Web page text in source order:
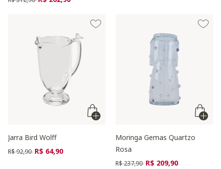
Jarra Bird Wolff
Preço reduzido de
R$ 92,90 para
R$ 64,90
Moringa Gemas Quartzo
Rosa
Preço reduzido de
R$ 237,90 para
R$ 209,90